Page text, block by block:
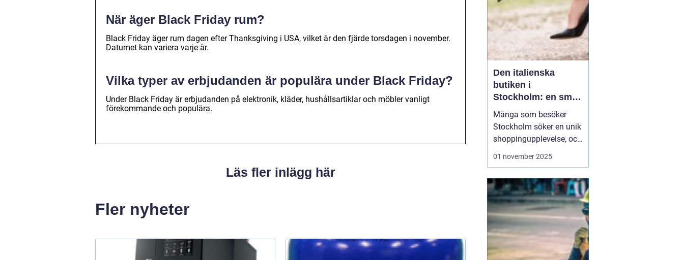
När äger Black Friday rum?
Black Friday äger rum dagen efter Thanksgiving i USA, vilket är den fjärde torsdagen i november.
Datumet kan variera varje år.
Vilka typer av erbjudanden är populära under Black Friday?
Under Black Friday är erbjudanden på elektronik, kläder, hushållsartiklar och möbler vanligt
förekommande och populära.
Läs fler inlägg här
Fler nyheter
Den italienska
butiken i
Stockholm: en smak
av italien i hjärtat av
sverige
Många som besöker
Stockholm söker en unik
shoppingupplevelse, och
en italiensk butik i
produkter från
modevärldens hjärta,
erbjuder butiken mycket
mer än det vanlig...
01 november 2025